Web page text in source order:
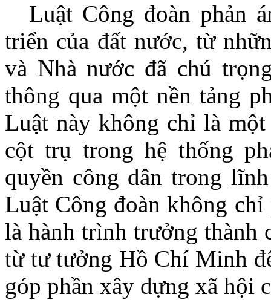
Luật Công đoàn phản
triển của đất nước, từ
và Nhà nước đã chú
thông qua một nền tảng
Luật này không chỉ là
cột trụ trong hệ thống
quyền công dân trong
Luật Công đoàn không
là hành trình trưởng thành
từ tư tưởng Hồ Chí Minh
góp phần xây dựng xã hội